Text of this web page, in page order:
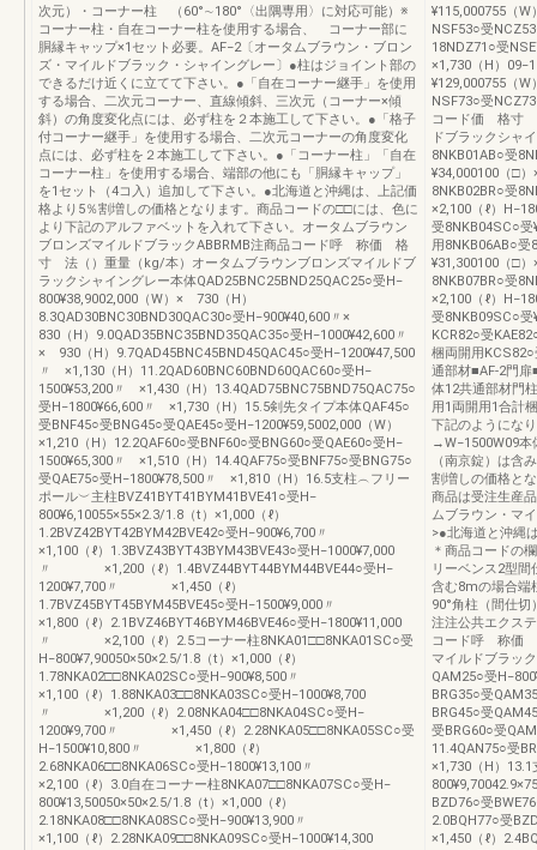
次元）・コーナー柱 （60°∼180°〈出隅専用〉に対応可能）※
コーナー柱・自在コーナー柱を使用する場合、 コーナー部に
胴縁キャップ×1セット必要。AF−2〔オータムブラウン・ブロン
ズ・マイルドブラック・シャイングレー〕●柱はジョイント部の
できるだけ近くに立てて下さい。●「自在コーナー継手」を使用
する場合、二次元コーナー、直線傾斜、三次元（コーナー×傾
斜）の角度変化点には、必ず柱を２本施工して下さい。●「格子
付コーナー継手」を使用する場合、二次元コーナーの角度変化
点には、必ず柱を２本施工して下さい。●「コーナー柱」「自在
コーナー柱」を使用する場合、端部の他にも「胴縁キャップ」
を1セット（4コ入）追加して下さい。●北海道と沖縄は、上記価
格より5％割増しの価格となります。商品コードの□□には、色に
より下記のアルファベットを入れて下さい。オータムブラウン
ブロンズマイルドブラックABBRMB注商品コード呼 称価 格
寸 法（）重量（kg/本）オータムブラウンブロンズマイルドブ
ラックシャイングレー本体QAD25BNC25BND25QAC25○受H‒
800¥38,9002,000（W）× 730（H）
8.3QAD30BNC30BND30QAC30○受H‒900¥40,600〃×
830（H）9.0QAD35BNC35BND35QAC35○受H‒1000¥42,600〃
× 930（H）9.7QAD45BNC45BND45QAC45○受H‒1200¥47,500
〃 ×1,130（H）11.2QAD60BNC60BND60QAC60○受H‒
1500¥53,200〃 ×1,430（H）13.4QAD75BNC75BND75QAC75○
受H‒1800¥66,600〃 ×1,730（H）15.5剣先タイプ本体QAF45○
受BNF45○受BNG45○受QAE45○受H‒1200¥59,5002,000（W）
×1,210（H）12.2QAF60○受BNF60○受BNG60○受QAE60○受H‒
1500¥65,300〃 ×1,510（H）14.4QAF75○受BNF75○受BNG75○
受QAE75○受H‒1800¥78,500〃 ×1,810（H）16.5支柱︵フリー
ポール︶主柱BVZ41BYT41BYM41BVE41○受H‒
800¥6,10055×55×2.3/1.8（t）×1,000（ℓ）
1.2BVZ42BYT42BYM42BVE42○受H‒900¥6,700〃
×1,100（ℓ）1.3BVZ43BYT43BYM43BVE43○受H‒1000¥7,000
〃 ×1,200（ℓ）1.4BVZ44BYT44BYM44BVE44○受H‒
1200¥7,700〃 ×1,450（ℓ）
1.7BVZ45BYT45BYM45BVE45○受H‒1500¥9,000〃
×1,800（ℓ）2.1BVZ46BYT46BYM46BVE46○受H‒1800¥11,000
〃 ×2,100（ℓ）2.5コーナー柱8NKA01□□8NKA01SC○受
H‒800¥7,90050×50×2.5/1.8（t）×1,000（ℓ）
1.78NKA02□□8NKA02SC○受H‒900¥8,500〃
×1,100（ℓ）1.88NKA03□□8NKA03SC○受H‒1000¥8,700
〃 ×1,200（ℓ）2.08NKA04□□8NKA04SC○受H‒
1200¥9,700〃 ×1,450（ℓ）2.28NKA05□□8NKA05SC○受
H‒1500¥10,800〃 ×1,800（ℓ）
2.68NKA06□□8NKA06SC○受H‒1800¥13,100〃
×2,100（ℓ）3.0自在コーナー柱8NKA07□□8NKA07SC○受H‒
800¥13,50050×50×2.5/1.8（t）×1,000（ℓ）
2.18NKA08□□8NKA08SC○受H‒900¥13,900〃
×1,100（ℓ）2.28NKA09□□8NKA09SC○受H‒1000¥14,300
¥115,000755（
NSF53○受
18NDZ71○受
×1,730（H）
¥129,000755（
NSF73○受
コード価 格寸
ドブラックシ
8NKB01AB○受
¥34,000100（□
8NKB02BR○受
×2,100（ℓ）
受8NKB04SC○
用8NKB06AB○受
¥31,300100（□
8NKB07BR○受
×2,100（ℓ）
受8NKB09SC○
KCR82○受
梱両開用
通部材■AF-2門
体12共通部材門
用1両開用1合計
下記のようにな
→W−1500W09
（南京錠）は含
割増しの価格と
商品は受注生産
ムブラウン・マ
>●北海道と沖縄
＊商品コードの
リーベンス2型
含む8mの場合端
90°角柱（間仕切
注注公共エクス
コード呼 称価
マイルドブラッ
QAM25○受
BRG35○受
BRG45○受
受BRG60○受
11.4QAN75○受
×1,730（H）
BZD76○受
2.0BQH77○受
×1,450（ℓ）